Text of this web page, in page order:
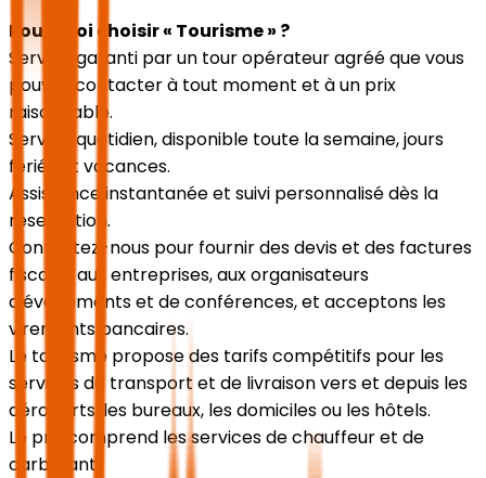
Pourquoi choisir « Tourisme » ?
Service garanti par un tour opérateur agréé que vous
pouvez contacter à tout moment et à un prix
raisonnable.
Service quotidien, disponible toute la semaine, jours
fériés et vacances.
Assistance instantanée et suivi personnalisé dès la
réservation.
Contactez-nous pour fournir des devis et des factures
fiscales aux entreprises, aux organisateurs
d'événements et de conférences, et acceptons les
virements bancaires.
Le tourisme propose des tarifs compétitifs pour les
services de transport et de livraison vers et depuis les
aéroports, les bureaux, les domiciles ou les hôtels.
Le prix comprend les services de chauffeur et de
carburant.